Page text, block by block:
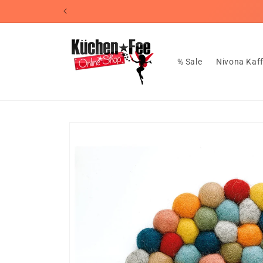
Inhalt
% Sale Nivona